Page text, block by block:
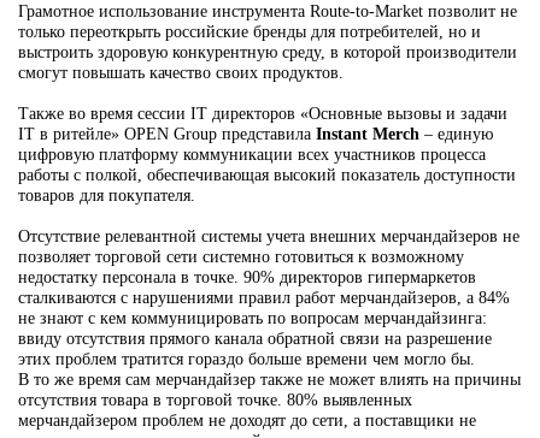
Грамотное использование инструмента Route-to-Market позволит не
только переоткрыть российские бренды для потребителей, но и
выстроить здоровую конкурентную среду, в которой производители
смогут повышать качество своих продуктов.
Также во время сессии IT директоров «Основные вызовы и задачи
IT в ритейле» OPEN Group представила Instant Merch – единую
цифровую платформу коммуникации всех участников процесса
работы с полкой, обеспечивающая высокий показатель доступности
товаров для покупателя.
Отсутствие релевантной системы учета внешних мерчандайзеров не
позволяет торговой сети системно готовиться к возможному
недостатку персонала в точке. 90% директоров гипермаркетов
сталкиваются с нарушениями правил работ мерчандайзеров, а 84%
не знают с кем коммуницировать по вопросам мерчандайзинга:
ввиду отсутствия прямого канала обратной связи на разрешение
этих проблем тратится гораздо больше времени чем могло бы.
В то же время сам мерчандайзер также не может влиять на причины
отсутствия товара в торговой точке. 80% выявленных
мерчандайзером проблем не доходят до сети, а поставщики не